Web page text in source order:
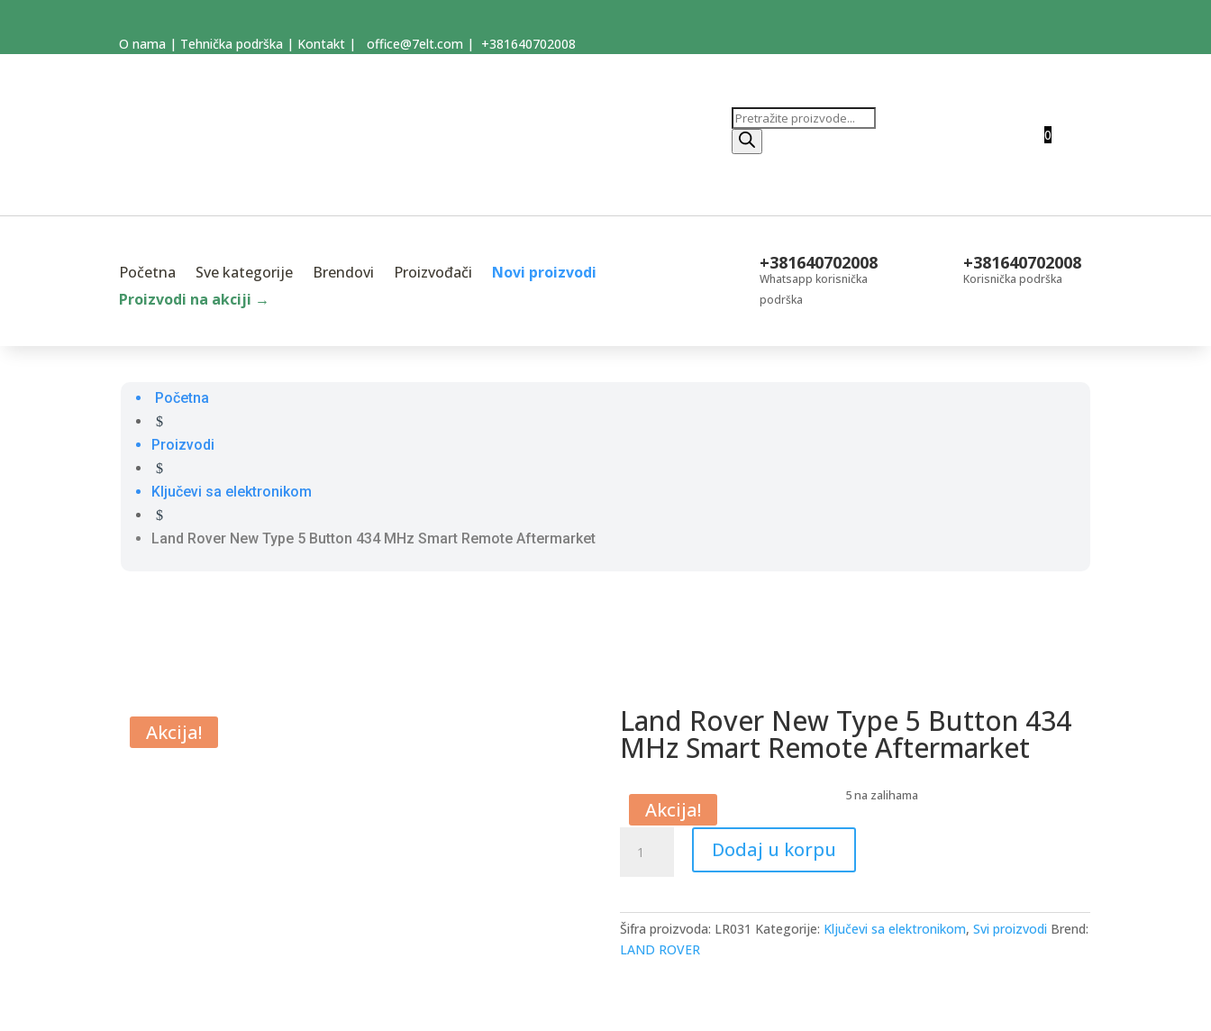
O nama | Tehnička podrška | Kontakt | office@7elt.com | +381640702008
Products
search
0
Početna Sve kategorije Brendovi Proizvođači
Novi proizvodi
Proizvodi na akciji →
+381640702008
Whatsapp korisnička
podrška
+381640702008
Korisnička podrška
Početna
$
Proizvodi
$
Ključevi sa elektronikom
$
Land Rover New Type 5 Button 434 MHz Smart Remote Aftermarket
Akcija! Land Rover New Type 5 Button 434
MHz Smart Remote Aftermarket
Akcija!
5 na zalihama
Rover
5
Button
Dodaj u korpu
Šifra proizvoda: LR031 Kategorije: Ključevi sa elektronikom,Svi proizvodi Brend:
LAND ROVER